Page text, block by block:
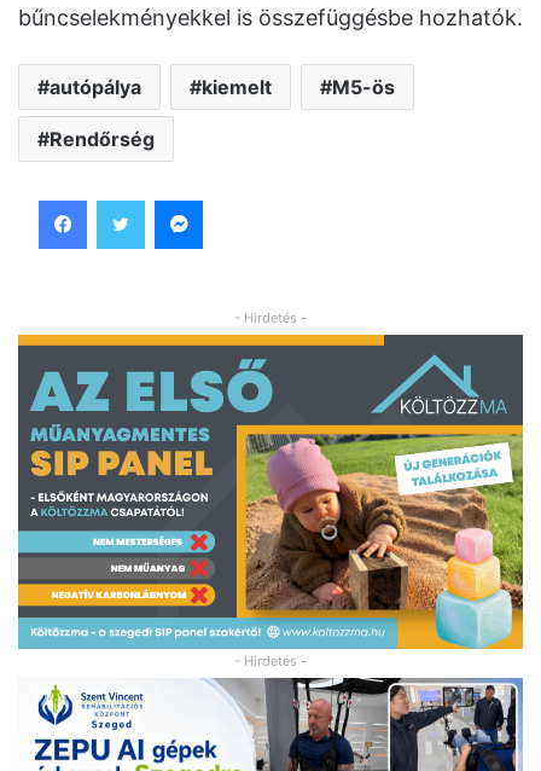
bűncselekményekkel is összefüggésbe hozhatók.
autópálya kiemelt M5-ös
Rendőrség
- Hirdetés -
- Hirdetés -